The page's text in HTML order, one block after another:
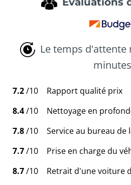
Le temps d'attente
minutes
7.2/10
Rapport qualité prix
8.4/10
Nettoyage en
7.8/10
Service au bureau
7.7/10
Prise en charge du
8.7/10 Retrait d'une voiture